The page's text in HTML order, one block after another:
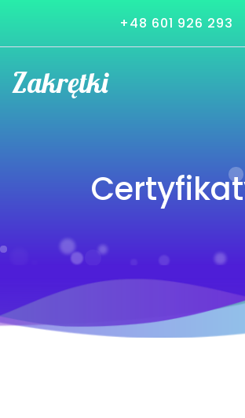
+48 601 926 293
Zakrętki